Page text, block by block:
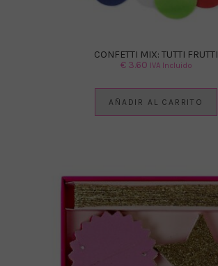
CONFETTI MIX: TUTTI FRUTTI
€3.60 IVA Incluido
AÑADIR AL CARRITO